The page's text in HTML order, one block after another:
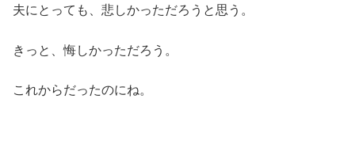
夫にとっても、悲しかっただろうと思う。
きっと、悔しかっただろう。
これからだったのにね。